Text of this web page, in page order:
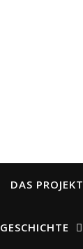
DAS PROJEKT